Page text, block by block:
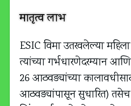
मातृत्व लाभ
ESIC विमा उतरवलेल्या महिला
त्यांच्या गर्भधारणेदरम्यान
26 आठवड्यांच्या
आठवड्यांपासून सुधारित) तसेच